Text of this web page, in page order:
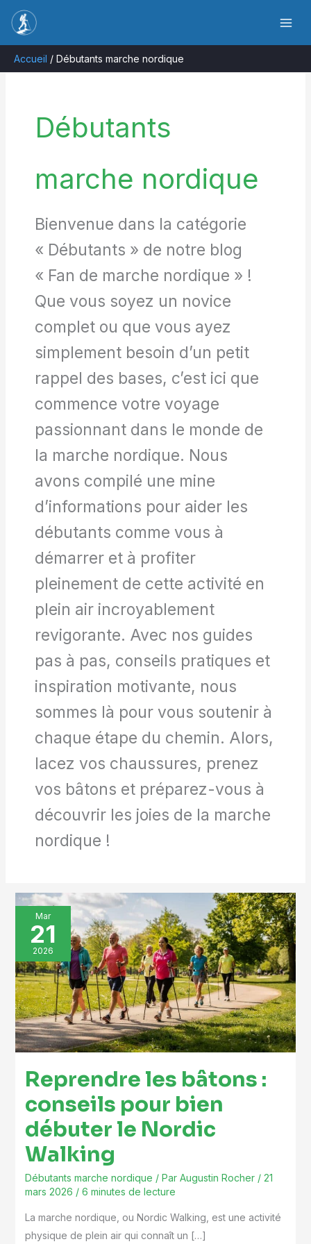
contenu
Accueil
Débutants marche nordique
Débutants
marche nordique
Bienvenue dans la catégorie
« Débutants » de notre blog
« Fan de marche nordique » !
Que vous soyez un novice
complet ou que vous ayez
simplement besoin d’un petit
rappel des bases, c’est ici que
commence votre voyage
passionnant dans le monde de
la marche nordique. Nous
avons compilé une mine
d’informations pour aider les
débutants comme vous à
démarrer et à profiter
pleinement de cette activité en
plein air incroyablement
revigorante. Avec nos guides
pas à pas, conseils pratiques et
inspiration motivante, nous
sommes là pour vous soutenir à
chaque étape du chemin. Alors,
lacez vos chaussures, prenez
vos bâtons et préparez-vous à
découvrir les joies de la marche
nordique !
Mar
21
2026
Reprendre les bâtons :
conseils pour bien
débuter le Nordic
Walking
Débutants marche nordique / Par Augustin Rocher / 21
mars 2026 / 6 minutes de lecture
La marche nordique, ou Nordic Walking, est une activité
physique de plein air qui connaît un […]
Reprendre
les
bâtons
:
conseils
pour
bien
débuter
Nordic
Walking
Rechercher